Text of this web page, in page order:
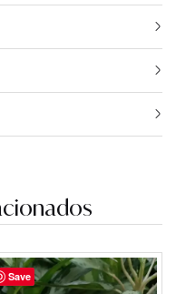
Save